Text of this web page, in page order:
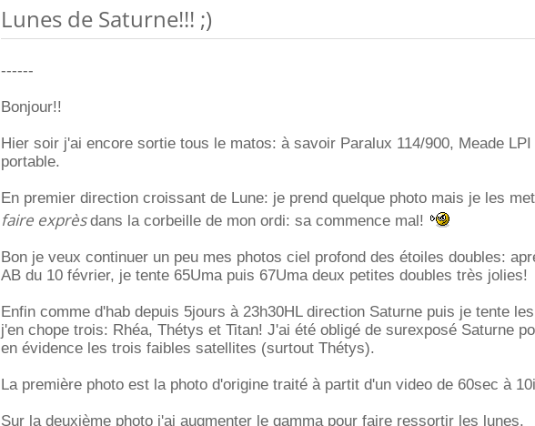
Lunes de Saturne!!! ;)
------
Bonjour!!
Hier soir j'ai encore sortie tous le matos: à savoir Paralux 114/900, Meade
portable.
En premier direction croissant de Lune: je prend quelque photo mais je les
faire exprèsdans la corbeille de mon ordi: sa commence mal!
Bon je veux continuer un peu mes photos ciel profond des étoiles doubles:
AB du 10 février, je tente 65Uma puis 67Uma deux petites doubles très jolies!
Enfin comme d'hab depuis 5jours à 23h30HL direction Saturne puis je tente
j'en chope trois: Rhéa, Thétys et Titan! J'ai été obligé de surexposé Saturne
en évidence les trois faibles satellites (surtout Thétys).
La première photo est la photo d'origine traité à partit d'un video de 60sec à
Sur la deuxième photo j'ai augmenter le gamma pour faire ressortir les lunes.